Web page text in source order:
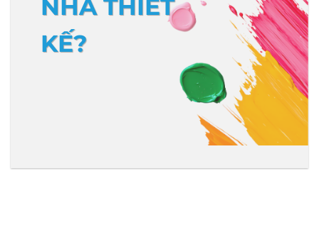
NHÀ THIẾT
KẾ?